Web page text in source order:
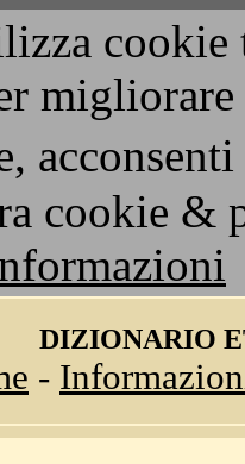
cookie &
DIZIONARIO
-